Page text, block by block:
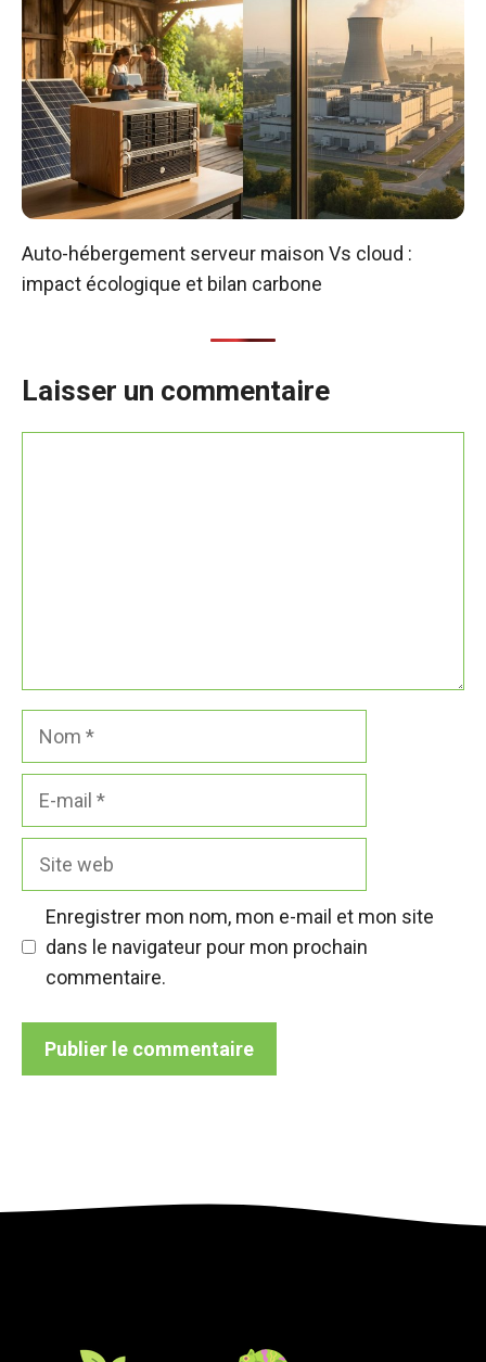
Auto-hébergement serveur maison Vs cloud :
impact écologique et bilan carbone
Laisser un commentaire
Enregistrer mon nom, mon e-mail et mon site
dans le navigateur pour mon prochain
commentaire.